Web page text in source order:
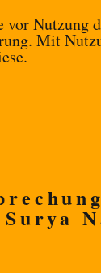
vor Nutzung
. Mit